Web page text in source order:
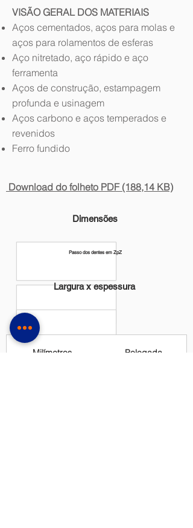
VISÃO GERAL DOS MATERIAIS
Aços cementados, aços para molas e
aços para rolamentos de esferas
Aço nitretado, aço rápido e aço
ferramenta
Aços de construção, estampagem
profunda e usinagem
Aços carbono e aços temperados e
revenidos
Ferro fundido
Download do folheto PDF (188,14 KB)
Dimensões
Passo dos dentes em ZpZ
Largura x espessura
Milímetros Polegada